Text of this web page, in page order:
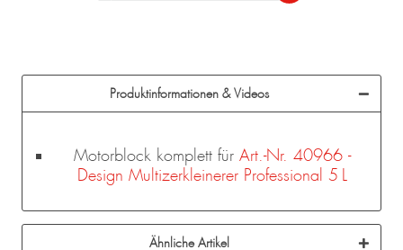
Produktinformationen & Videos
Motorblock komplett für Art.-Nr. 40966 -
Design Multizerkleinerer Professional 5 L
Ähnliche Artikel